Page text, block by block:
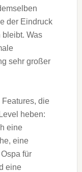
der Eindruck
Was
sehr großer
die
heben:
eine
eine
für
eine